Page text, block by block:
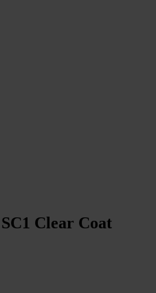
Clear Coat